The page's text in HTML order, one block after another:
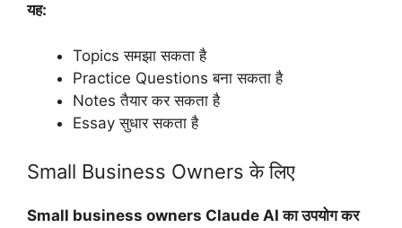
यह:
Topics समझा सकता है
Practice Questions बना सकता है
Notes तैयार कर सकता है
Essay सुधार सकता है
Small Business Owners के लिए
Small business owners Claude AI का उपयोग कर